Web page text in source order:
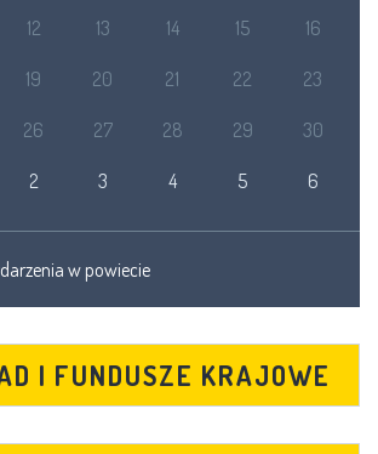
12 13 14 15 16
19 20 21 22 23
26 27 28 29 30
2 3 4 5 6
w powiecie
I FUNDUSZE KRAJOWE